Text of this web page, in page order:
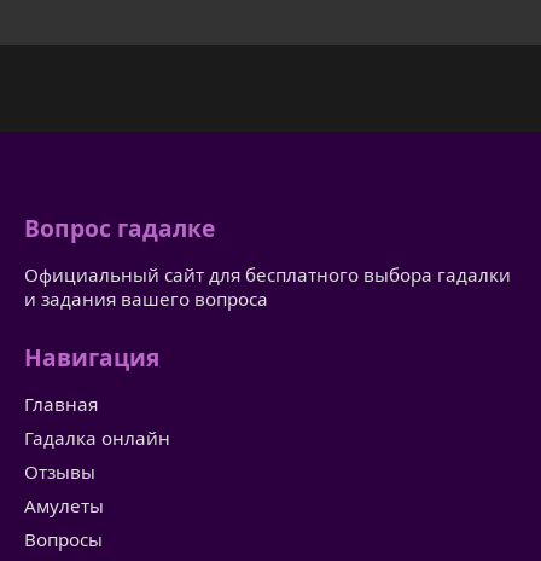
Вопрос гадалке
Официальный сайт для бесплатного выбора гадалки
и задания вашего вопроса
Навигация
Главная
Гадалка онлайн
Отзывы
Амулеты
Вопросы